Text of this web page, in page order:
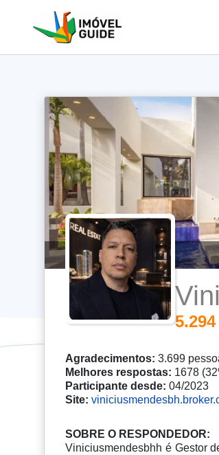
Agradecimentos: 3.699
Melhores respostas: 1678
Participante desde: 04/2023
Site:
SOBRE O RESPONDEDOR:
Viniciusmendesbhh é Gestor